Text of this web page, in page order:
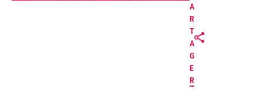
A
R
T
A
G
E
R